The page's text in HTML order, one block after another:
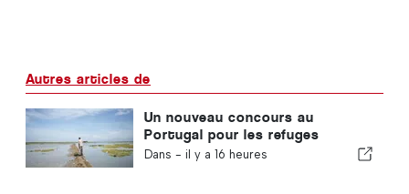
Autres articles de
Un nouveau concours au
Portugal pour les refuges
climatiques
Dans - il y a 16 heures